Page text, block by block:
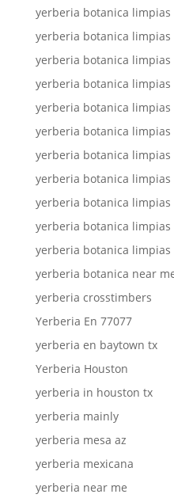
yerberia botanica limpias
yerberia botanica limpias
yerberia botanica limpias
yerberia botanica
yerberia botanica limpias
yerberia botanica limpias
yerberia botanica
yerberia botanica limpias
yerberia botanica limpias
yerberia botanica limpias
yerberia botanica limpias
yerberia botanica near
yerberia crosstimbers
Yerberia En 77077
yerberia en baytown tx
Yerberia Houston
yerberia in houston tx
yerberia mainly
yerberia mesa az
yerberia mexicana
yerberia near me